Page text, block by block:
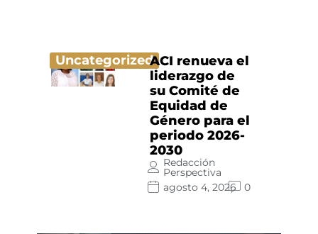
UncategorizedACI renueva el
liderazgo de
su Comité de
Equidad de
Género para el
periodo 2026-
2030
Redacción
Perspectiva
agosto 4, 2026
0